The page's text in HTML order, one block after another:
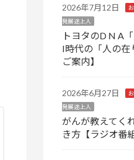
2026年7月12日
発展途上人
トヨタのD N A
I時代の「人の在
ご案内】
2026年6月27日
発展途上人
がんが教えてく
き方【ラジオ番